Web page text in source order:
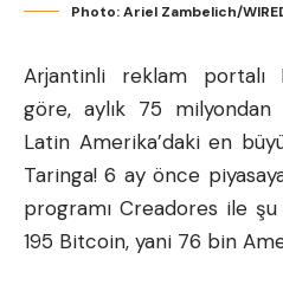
Photo: Ariel Zambelich/
Arjantinli reklam portalı
göre, aylık 75 milyondan
Latin Amerika’daki en
Taringa! 6 ay önce
programı Creadores ile
195 Bitcoin, yani 76 bin